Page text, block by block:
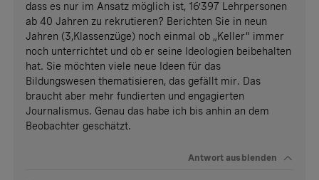
dass es nur im Ansatz möglich ist, 16’397 Lehrpersonen
ab 40 Jahren zu rekrutieren? Berichten Sie in neun
Jahren (3,Klassenzüge) noch einmal ob „Keller“ immer
noch unterrichtet und ob er seine Ideologien beibehalten
hat. Sie möchten viele neue Ideen für das
Bildungswesen thematisieren, das gefällt mir. Das
braucht aber mehr fundierten und engagierten
Journalismus. Genau das habe ich bis anhin an dem
Beobachter geschätzt.
Antwortausblenden